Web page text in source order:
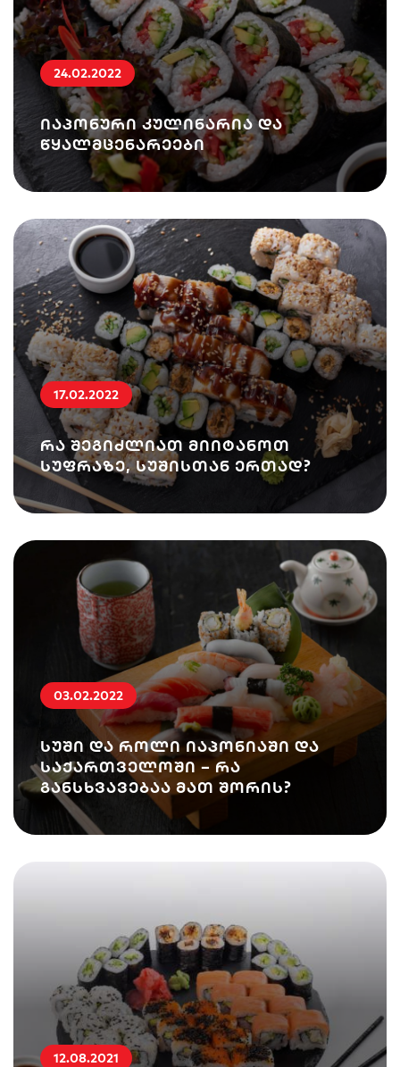
24.02.2022
იაპონური კულინარია და
წყალმცენარეები
17.02.2022
რა შეგიძლიათ მიიტანოთ
სუფრაზე, სუშისთან ერთად?
03.02.2022
სუში და როლი იაპონიაში და
საქართველოში – რა
განსხვავებაა მათ შორის?
12.08.2021